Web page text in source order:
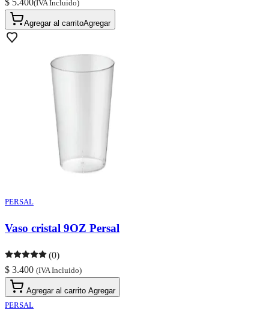
$ 5.400(IVA Incluido)
Agregar al carritoAgregar
PERSAL
Vaso cristal 9OZ Persal
(0)
$ 3.400 (IVA Incluido)
Agregar al carrito Agregar
PERSAL